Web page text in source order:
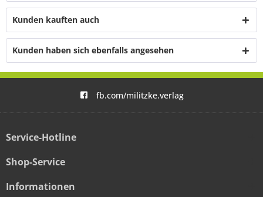
Kunden kauften auch
Kunden haben sich ebenfalls angesehen
fb.com/militzke.verlag
Service-Hotline
Shop-Service
Informationen